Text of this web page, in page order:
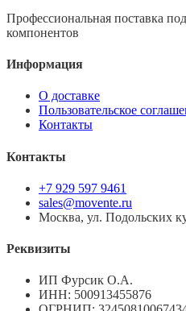
Профессиональная поставка
компонентов
Информация
О доставке
Пользовательское
Контакты
Контакты
+7 929 597 9461
sales@movente.ru
Москва, ул. Подольских
Реквизиты
ИП Фурсик О.А.
ИНН: 500913455876